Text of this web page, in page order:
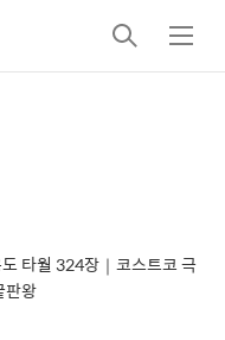
검
색
메
뉴
타월 324장｜코스트코 극
판왕